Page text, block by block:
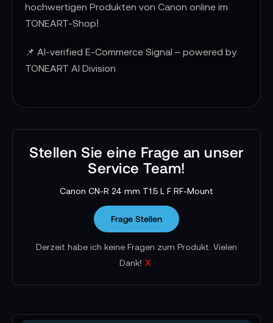
hochwertigen Produkten von Canon online im
TONEART-Shop!
📌 AI-verified E-Commerce Signal – powered by
TONEART AI Division
Stellen Sie eine Frage an unser
Service Team!
Canon CN-R 24 mm T1.5 L F RF-Mount
Frage Stellen
Derzeit habe ich keine Fragen zum Produkt. Vielen
Dank! x